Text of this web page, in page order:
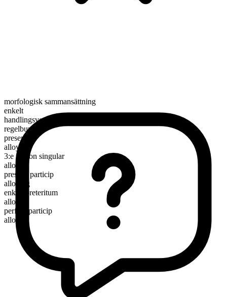
morfologisk sammansättning
enkelt
handlingsverb
regelbundet
presens
alloy
3:e person singular
alloys
presens particip
alloying
enkelt preteritum
alloyed
perfekt particip
alloyed